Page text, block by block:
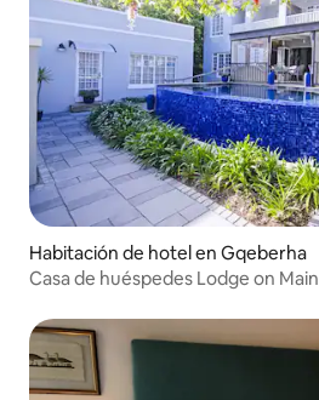
Habitación de hotel en Gqeberha
Casa de huéspedes Lodge on Main